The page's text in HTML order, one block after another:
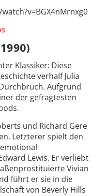
Klassiker: Diese
verhalf Julia
Aufgrund
der gefragtesten
und Richard Gere
Letzterer spielt den
Lewis. Er verliebt
Vivian
führt er sie in die
von Beverly Hills